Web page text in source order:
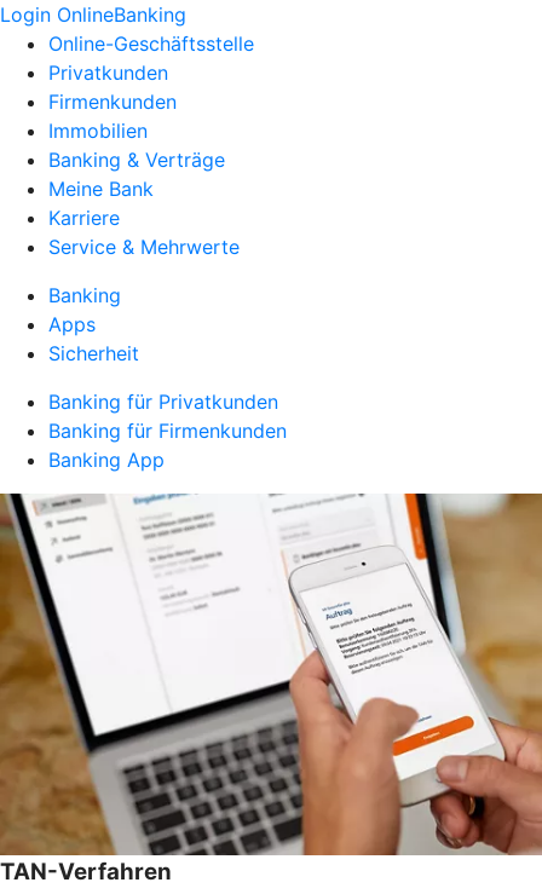
Login OnlineBanking
Online-Geschäftsstelle
Privatkunden
Firmenkunden
Immobilien
Banking & Verträge
Meine Bank
Karriere
Service & Mehrwerte
Banking
Apps
Sicherheit
Banking für Privatkunden
Banking für Firmenkunden
Banking App
TAN-Verfahren